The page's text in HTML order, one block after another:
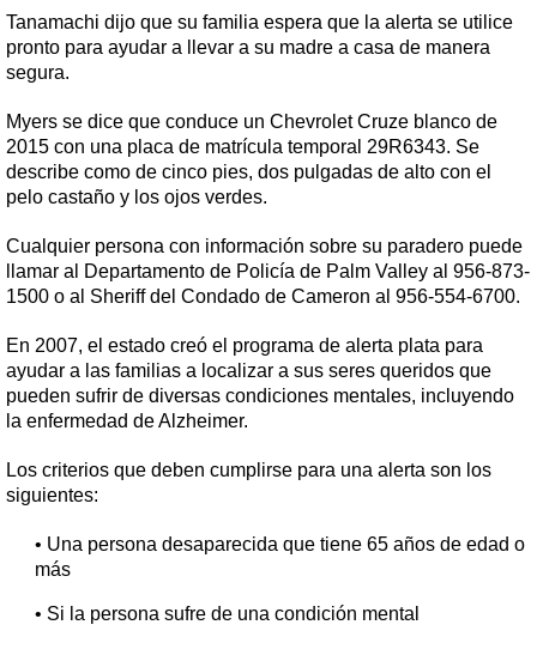
Tanamachi dijo que su familia espera que la alerta se utilice
pronto para ayudar a llevar a su madre a casa de manera
segura.
Myers se dice que conduce un Chevrolet Cruze blanco de
2015 con una placa de matrícula temporal 29R6343. Se
describe como de cinco pies, dos pulgadas de alto con el
pelo castaño y los ojos verdes.
Cualquier persona con información sobre su paradero puede
llamar al Departamento de Policía de Palm Valley al 956-873-
1500 o al Sheriff del Condado de Cameron al 956-554-6700.
En 2007, el estado creó el programa de alerta plata para
ayudar a las familias a localizar a sus seres queridos que
pueden sufrir de diversas condiciones mentales, incluyendo
la enfermedad de Alzheimer.
Los criterios que deben cumplirse para una alerta son los
siguientes:
• Una persona desaparecida que tiene 65 años de edad o
más
• Si la persona sufre de una condición mental